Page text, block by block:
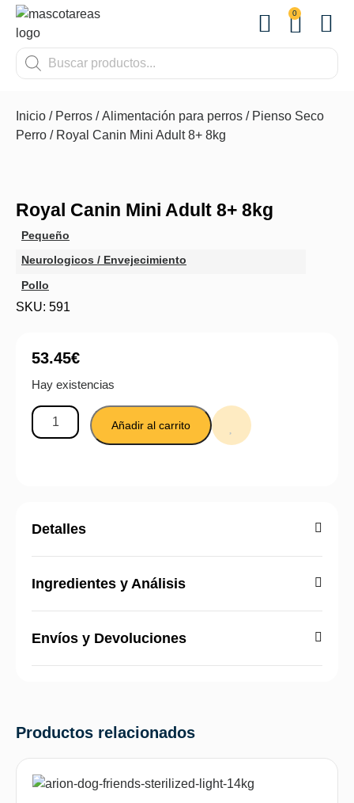
0
Inicio / Perros /Alimentación para perros / Pienso Seco
Perro / Royal Canin Mini Adult 8+ 8kg
Royal Canin Mini Adult 8+ 8kg
Pequeño
Neurologicos / Envejecimiento
Pollo
SKU: 591
53.45€
Hay existencias
Añadir al carrito
Detalles
Ingredientes y Análisis
Envíos y Devoluciones
Productos relacionados